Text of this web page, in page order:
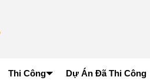
Thi Công Dự Án Đã Thi Công